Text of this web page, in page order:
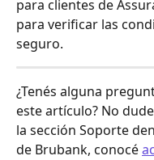
para clientes de
para verificar las
seguro.
¿Tenés alguna
este artículo? No
la sección Soporte
de Brubank, conocé